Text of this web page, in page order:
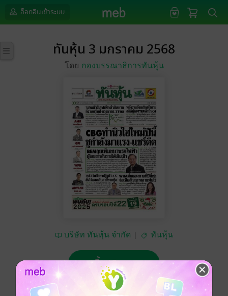
ล็อกอินเข้าระบบ
ทันหุ้น 3 มกราคม 2568
โดย กองบรรณาธิการทันหุ้น
บริษัท ทันหุ้น จำกัด ทันหุ้น
ซื้อ 15 บาท
No Rating